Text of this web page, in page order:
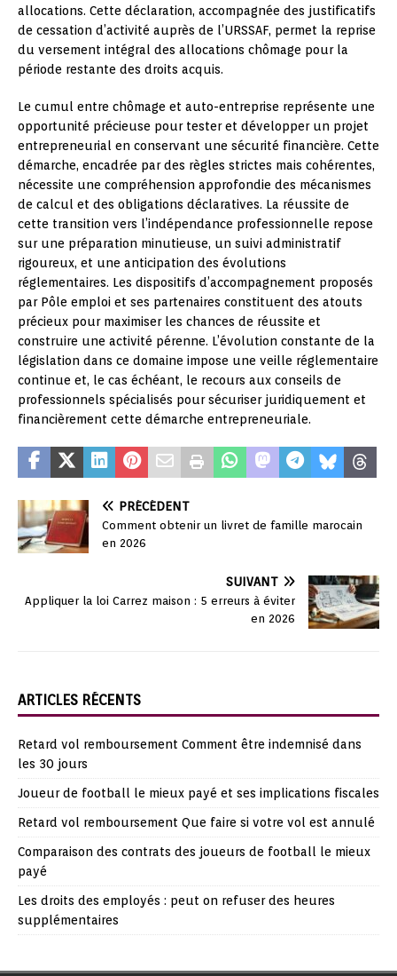
allocations. Cette déclaration, accompagnée des justificatifs
de cessation d’activité auprès de l’URSSAF, permet la reprise
du versement intégral des allocations chômage pour la
période restante des droits acquis.
Le cumul entre chômage et auto-entreprise représente une
opportunité précieuse pour tester et développer un projet
entrepreneurial en conservant une sécurité financière. Cette
démarche, encadrée par des règles strictes mais cohérentes,
nécessite une compréhension approfondie des mécanismes
de calcul et des obligations déclaratives. La réussite de
cette transition vers l’indépendance professionnelle repose
sur une préparation minutieuse, un suivi administratif
rigoureux, et une anticipation des évolutions
réglementaires. Les dispositifs d’accompagnement proposés
par Pôle emploi et ses partenaires constituent des atouts
précieux pour maximiser les chances de réussite et
construire une activité pérenne. L’évolution constante de la
législation dans ce domaine impose une veille réglementaire
continue et, le cas échéant, le recours aux conseils de
professionnels spécialisés pour sécuriser juridiquement et
financièrement cette démarche entrepreneuriale.
PRÉCÉDENT
Comment obtenir un livret de famille marocain
en 2026
SUIVANT
Appliquer la loi Carrez maison : 5 erreurs à éviter
en 2026
ARTICLES RÉCENTS
Retard vol remboursement Comment être indemnisé dans
les 30 jours
Joueur de football le mieux payé et ses implications fiscales
Retard vol remboursement Que faire si votre vol est annulé
Comparaison des contrats des joueurs de football le mieux
payé
Les droits des employés : peut on refuser des heures
supplémentaires